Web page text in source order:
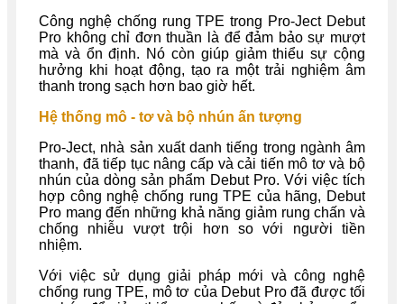
Công nghệ chống rung TPE trong Pro-Ject Debut
Pro không chỉ đơn thuần là để đảm bảo sự mượt
mà và ổn định. Nó còn giúp giảm thiểu sự cộng
hưởng khi hoạt động, tạo ra một trải nghiệm âm
thanh trong sạch hơn bao giờ hết.
Hệ thống mô - tơ và bộ nhún ấn tượng
Pro-Ject, nhà sản xuất danh tiếng trong ngành âm
thanh, đã tiếp tục nâng cấp và cải tiến mô tơ và bộ
nhún của dòng sản phẩm Debut Pro. Với việc tích
hợp công nghệ chống rung TPE của hãng, Debut
Pro mang đến những khả năng giảm rung chấn và
chống nhiễu vượt trội hơn so với người tiền
nhiệm.
Với việc sử dụng giải pháp mới và công nghệ
chống rung TPE, mô tơ của Debut Pro đã được tối